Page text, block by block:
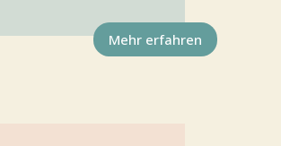
Mehr erfah­ren